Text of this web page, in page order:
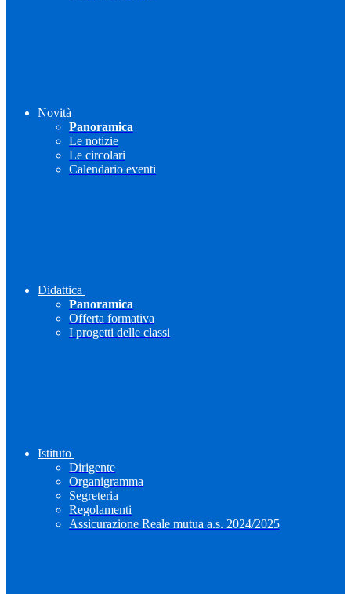
Novità
Panoramica
Le notizie
Le circolari
Calendario eventi
Didattica
Panoramica
Offerta formativa
I progetti delle classi
Istituto
Dirigente
Organigramma
Segreteria
Regolamenti
Assicurazione Reale mutua a.s. 2024/2025